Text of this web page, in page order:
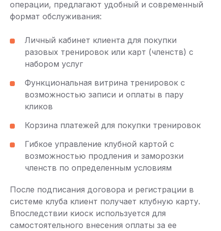
операции, предлагают удобный и современный
формат обслуживания:
Личный кабинет клиента для покупки
разовых тренировок или карт (членств) с
набором услуг
Функциональная витрина тренировок с
возможностью записи и оплаты в пару
кликов
Корзина платежей для покупки тренировок
Гибкое управление клубной картой с
возможностью продления и заморозки
членств по определенным условиям
После подписания договора и регистрации в
системе клуба клиент получает клубную карту.
Впоследствии киоск используется для
самостоятельного внесения оплаты за ее